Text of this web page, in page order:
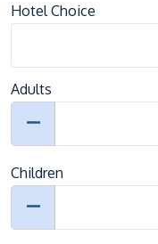
Hotel Choice
Adults
Children